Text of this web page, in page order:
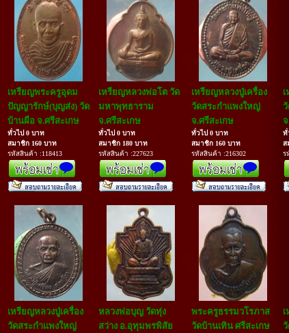
เหรียญพระครูอุดม
ปัญญารักษ์(บุญส่ง) วัด
บ้านผือ จ.ศรีสะเกษ
ทั่วไป 0 บาท
สมาชิก 160 บาท
รหัสสินค้า :118413
เหรียญหลวงพ่อโต วัด
มหาพุทธาราม
จ.ศรีสะเกษ
ทั่วไป 0 บาท
สมาชิก 180 บาท
รหัสสินค้า :227623
เหรียญหลวงปู่เครื่อง
วัดสระกำแพงใหญ่
จ.ศรีสะเกษ
ทั่วไป 0 บาท
สมาชิก 160 บาท
รหัสสินค้า :216302
ทั่
ส
ร
เหรียญหลวงปู่เครื่อง
วัดสระกำแพงใหญ่
หลวงพ่อบุญ วัดทุ่ง
สว่าง อ.อุทุมพรพิสัย
พระครูธรรมวโรภาส
วัดบ้านเทิน ศรีสะเกษ